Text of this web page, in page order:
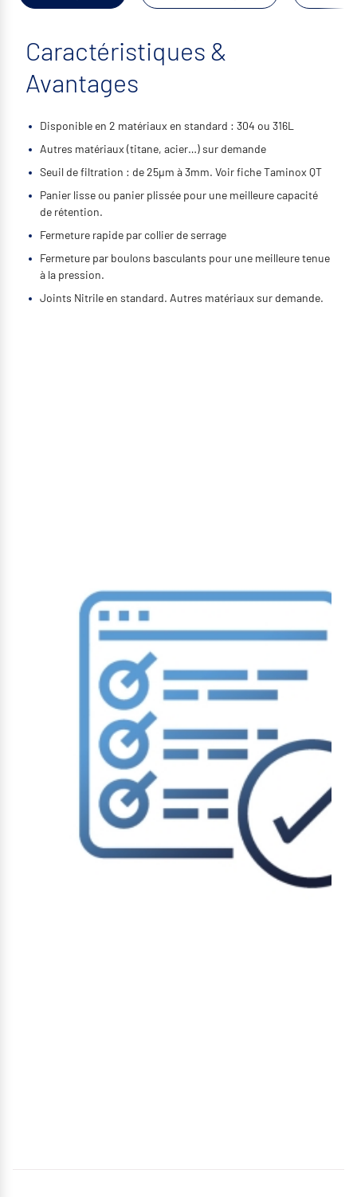
Caractéristiques &
Avantages
Disponible en 2 matériaux en standard : 304 ou 316L
Autres matériaux (titane, acier…) sur demande
Seuil de filtration : de 25µm à 3mm. Voir fiche Taminox QT
Panier lisse ou panier plissée pour une meilleure capacité
de rétention.
Fermeture rapide par collier de serrage
Fermeture par boulons basculants pour une meilleure tenue
à la pression.
Joints Nitrile en standard. Autres matériaux sur demande.